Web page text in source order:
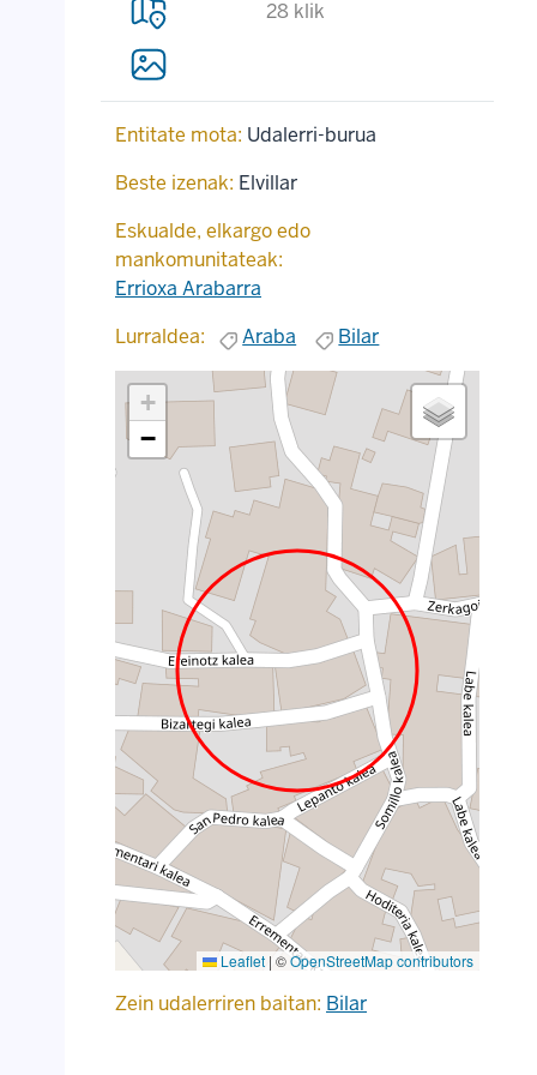
28 klik
Entitate mota: Udalerri-burua
Beste izenak: Elvillar
Eskualde, elkargo edo
mankomunitateak:
Errioxa Arabarra
Lurraldea:
Araba Bilar
+
−
Leaflet | ©OpenStreetMap contributors
Zein udalerriren baitan: Bilar